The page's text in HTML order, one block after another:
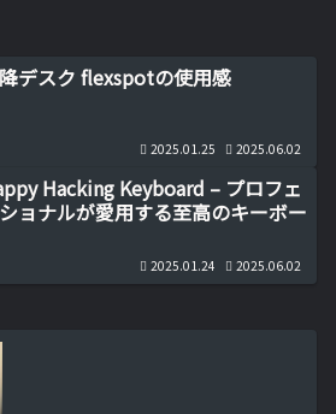
デスク flexspotの使用感
2025.01.25 2025.06.02
Hacking Keyboard – プロフェ
ョナルが愛用する至高のキーボー
2025.01.24 2025.06.02